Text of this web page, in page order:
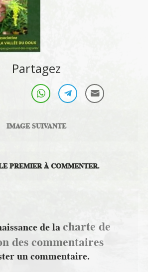
Partagez
IMAGE SUIVANTE
PREMIER À COMMENTER.
de lacharte de
des commentaires
un commentaire.